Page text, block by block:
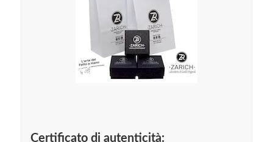
Certificato di autenticità: